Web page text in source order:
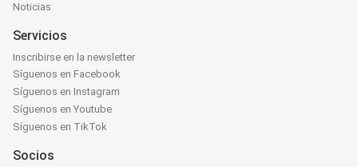
Noticias
Servicios
Inscribirse en la newsletter
Síguenos en Facebook
Síguenos en Instagram
Síguenos en Youtube
Síguenos en TikTok
Socios